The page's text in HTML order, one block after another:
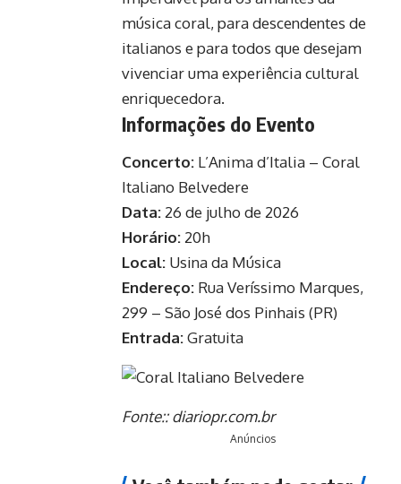
música coral, para descendentes de
italianos e para todos que desejam
vivenciar uma experiência cultural
enriquecedora.
Informações do Evento
Concerto: L’Anima d’Italia – Coral
Italiano Belvedere
Data: 26 de julho de 2026
Horário: 20h
Local: Usina da Música
Endereço: Rua Veríssimo Marques,
299 – São José dos Pinhais (PR)
Entrada:Gratuita
Fonte::diariopr.com.br
Anúncios